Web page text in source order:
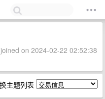
on 2024-02-22 02:52:38
主题列表